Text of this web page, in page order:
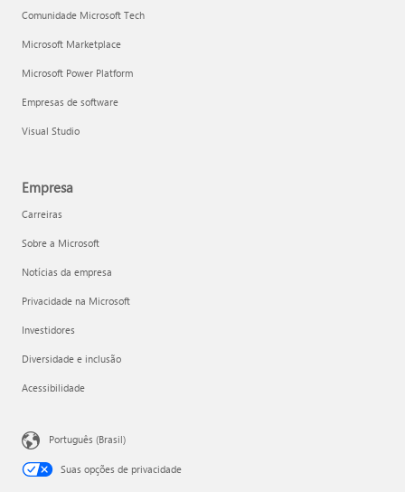
Comunidade Microsoft Tech
Microsoft Marketplace
Microsoft Power Platform
Empresas de software
Visual Studio
Empresa
Carreiras
Sobre a Microsoft
Notícias da empresa
Privacidade na Microsoft
Investidores
Diversidade e inclusão
Acessibilidade
Português (Brasil)
Suas opções de privacidade